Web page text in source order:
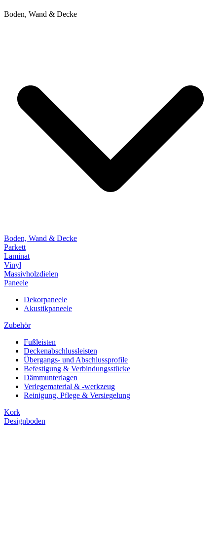
Boden, Wand & Decke
Boden, Wand & Decke
Parkett
Laminat
Vinyl
Massivholzdielen
Paneele
Dekorpaneele
Akustikpaneele
Zubehör
Fußleisten
Deckenabschlussleisten
Übergangs- und Abschlussprofile
Befestigung & Verbindungsstücke
Dämmunterlagen
Verlegematerial & -werkzeug
Reinigung, Pflege & Versiegelung
Kork
Designboden